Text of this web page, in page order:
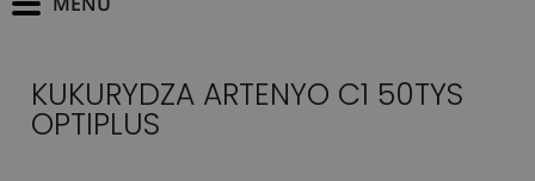
KUKURYDZA ARTENYO C1 50TYS
OPTIPLUS